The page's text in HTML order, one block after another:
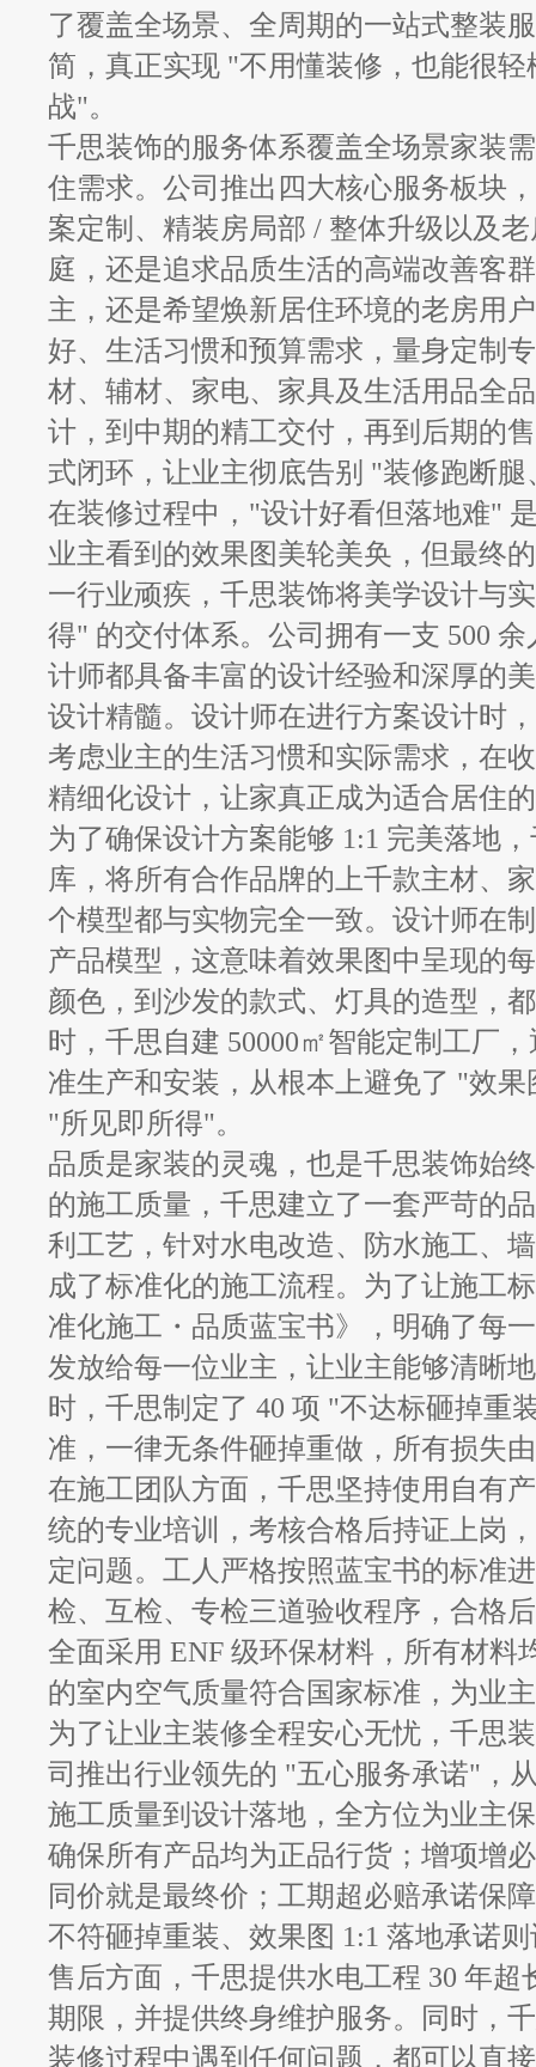
了覆盖全场景、全周期的一站式整装
简，真正实现 "不用懂装修，也能很
战"。
千思装饰的服务体系覆盖全场景家装
住需求。公司推出四大核心服务板块
案定制、精装房局部 / 整体升级以及
庭，还是追求品质生活的高端改善客
主，还是希望焕新居住环境的老房用
好、生活习惯和预算需求，量身定制
材、辅材、家电、家具及生活用品全
计，到中期的精工交付，再到后期的
式闭环，让业主彻底告别 "装修跑断
在装修过程中， "设计好看但落地难"
业主看到的效果图美轮美奂，但最终
一行业顽疾，千思装饰将美学设计与
得" 的交付体系。公司拥有一支 500
计师都具备丰富的设计经验和深厚的
设计精髓。设计师在进行方案设计时
考虑业主的生活习惯和实际需求，在
精细化设计，让家真正成为适合居住
为了确保设计方案能够 1:1 完美落地
库，将所有合作品牌的上千款主材、
个模型都与实物完全一致。设计师在
产品模型，这意味着效果图中呈现的
颜色，到沙发的款式、灯具的造型，
时，千思自建 50000㎡智能定制工厂
准生产和安装，从根本上避免了 "效
"所见即所得"。
品质是家装的灵魂，也是千思装饰始
的施工质量，千思建立了一套严苛的
利工艺，针对水电改造、防水施工、
成了标准化的施工流程。为了让施工
准化施工・品质蓝宝书》，明确了每
发放给每一位业主，让业主能够清晰
时，千思制定了 40 项 "不达标砸掉重
准，一律无条件砸掉重做，所有损失
在施工团队方面，千思坚持使用自有
统的专业培训，考核合格后持证上岗
定问题。工人严格按照蓝宝书的标准
检、互检、专检三道验收程序，合格
全面采用 ENF 级环保材料，所有材
的室内空气质量符合国家标准，为业
为了让业主装修全程安心无忧，千思
司推出行业领先的 "五心服务承诺"，
施工质量到设计落地，全方位为业主
确保所有产品均为正品行货；增项增
同价就是最终价；工期超必赔承诺保
不符砸掉重装、效果图 1:1 落地承诺
售后方面，千思提供水电工程 30 年
期限，并提供终身维护服务。同时，
装修过程中遇到任何问题，都可以直